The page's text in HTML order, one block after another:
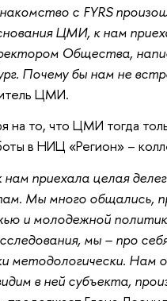
с FYRS
ЦМИ, к нам
Общества,
Почему бы нам не
ЦМИ.
на то, что ЦМИ тогда
в НИЦ «Регион» –
приехала целая
Мы много общались,
и молодежной
мы – про
методологически. Нам
в ней субъекта,